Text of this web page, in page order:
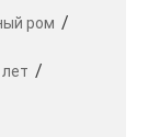
ром
лет